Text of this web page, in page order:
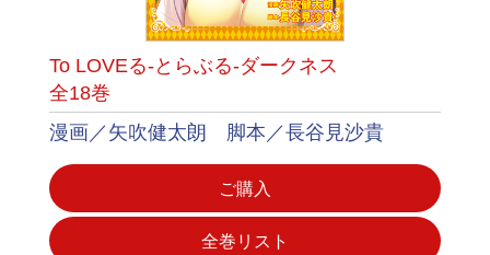
To LOVEる-とらぶる-ダークネス
全18巻
漫画／矢吹健太朗 脚本／長谷見沙貴
ご購入
全巻リスト